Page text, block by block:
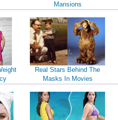
Mansions
Real Stars Behind The
Masks In Movies